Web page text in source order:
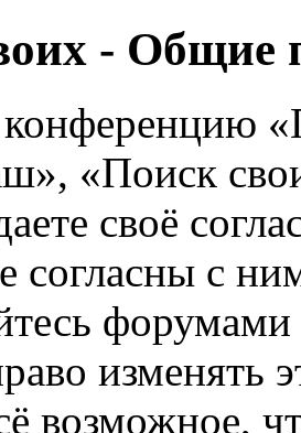
- Общие
конференцию
«Поиск
своё
согласны с
изменять
возможное,